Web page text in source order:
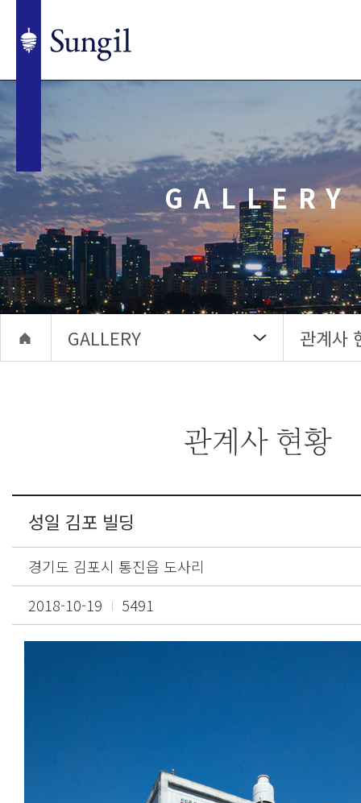
GALLERY
GALLERY 관계사
관계사 현황
성일 김포 빌딩
경기도 김포시 통진읍 도사리
2018-10-19
5491